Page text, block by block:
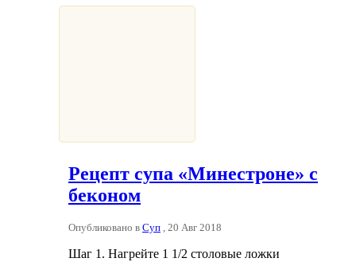
Рецепт супа «Минестроне» с
беконом
Опубликовано в Суп , 20 Авг 2018
Шаг 1. Нагрейте 1 1/2 столовые ложки